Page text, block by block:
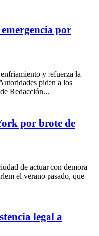
por
y refuerza la
piden a los
Redacción...
por brote de
de actuar con demora
el verano pasado, que
legal a